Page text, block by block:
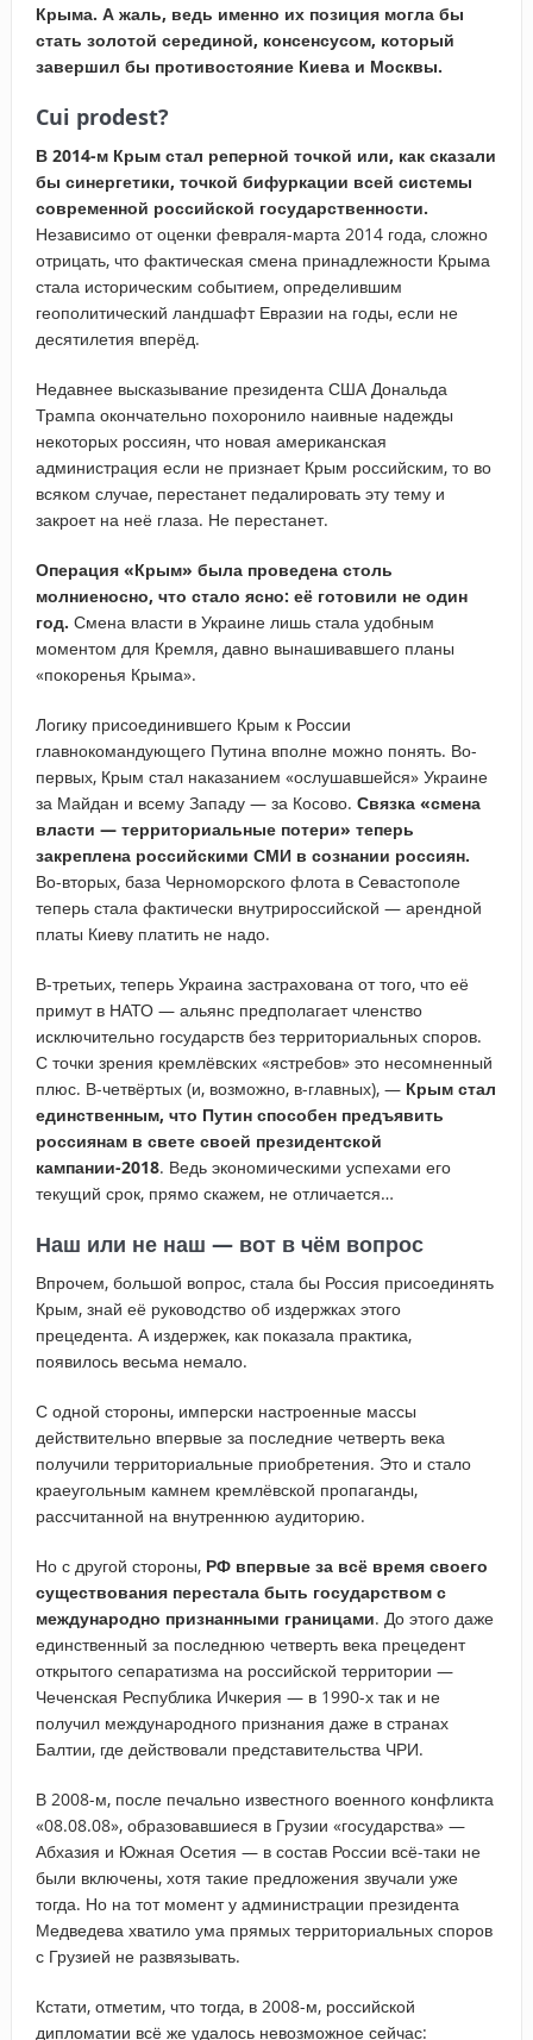
Крыма. А жаль, ведь именно их позиция могла бы
стать золотой серединой, консенсусом, который
завершил бы противостояние Киева и Москвы.
Cui prodest?
В 2014-м Крым стал реперной точкой или, как сказали
бы синергетики, точкой бифуркации всей системы
современной российской государственности.
Независимо от оценки февраля-марта 2014 года, сложно
отрицать, что фактическая смена принадлежности Крыма
стала историческим событием, определившим
геополитический ландшафт Евразии на годы, если не
десятилетия вперёд.
Недавнее высказывание президента США Дональда
Трампа окончательно похоронило наивные надежды
некоторых россиян, что новая американская
администрация если не признает Крым российским, то во
всяком случае, перестанет педалировать эту тему и
закроет на неё глаза. Не перестанет.
Операция «Крым» была проведена столь
молниеносно, что стало ясно: её готовили не один
год. Смена власти в Украине лишь стала удобным
моментом для Кремля, давно вынашивавшего планы
«покоренья Крыма».
Логику присоединившего Крым к России
главнокомандующего Путина вполне можно понять. Во-
первых, Крым стал наказанием «ослушавшейся» Украине
за Майдан и всему Западу — за Косово. Связка «смена
власти — территориальные потери» теперь
закреплена российскими СМИ в сознании россиян.
Во-вторых, база Черноморского флота в Севастополе
теперь стала фактически внутрироссийской — арендной
платы Киеву платить не надо.
В-третьих, теперь Украина застрахована от того, что её
примут в НАТО — альянс предполагает членство
исключительно государств без территориальных споров.
С точки зрения кремлёвских «ястребов» это несомненный
плюс. В-четвёртых (и, возможно, в-главных), — Крым стал
единственным, что Путин способен предъявить
россиянам в свете своей президентской
кампании-2018. Ведь экономическими успехами его
текущий срок, прямо скажем, не отличается…
Наш или не наш — вот в чём вопрос
Впрочем, большой вопрос, стала бы Россия присоединять
Крым, знай её руководство об издержках этого
прецедента. А издержек, как показала практика,
появилось весьма немало.
С одной стороны, имперски настроенные массы
действительно впервые за последние четверть века
получили территориальные приобретения. Это и стало
краеугольным камнем кремлёвской пропаганды,
рассчитанной на внутреннюю аудиторию.
Но с другой стороны, РФ впервые за всё время своего
существования перестала быть государством с
международно признанными границами. До этого даже
единственный за последнюю четверть века прецедент
открытого сепаратизма на российской территории —
Чеченская Республика Ичкерия — в 1990-х так и не
получил международного признания даже в странах
Балтии, где действовали представительства ЧРИ.
В 2008-м, после печально известного военного конфликта
«08.08.08», образовавшиеся в Грузии «государства» —
Абхазия и Южная Осетия — в состав России всё-таки не
были включены, хотя такие предложения звучали уже
тогда. Но на тот момент у администрации президента
Медведева хватило ума прямых территориальных споров
с Грузией не развязывать.
Кстати, отметим, что тогда, в 2008-м, российской
дипломатии всё же удалось невозможное сейчас: